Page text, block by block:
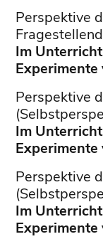
Perspektive
Im
Experimente
Perspektive
Im
Experimente
Perspektive
Im
Experimente